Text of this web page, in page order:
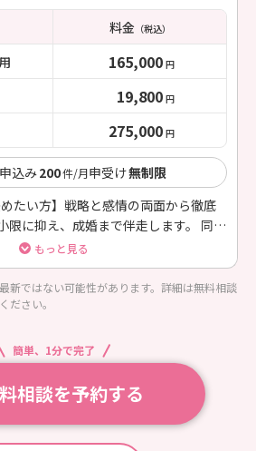
料金（税込）
165,000 円
19,800 円
275,000 円
申込み200件/月申受け無制限
めたい方】戦略と感情の両面から徹底
限に抑え、成婚まで伴走します。 同時
ンです。
もっと見る
新ではない可能性があります。詳細は無料相談
ださい。
簡単、1分で完了
相談を予約する